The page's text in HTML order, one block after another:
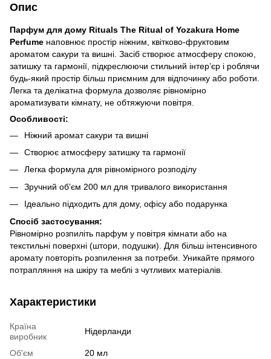
Опис
Парфум для дому Rituals The Ritual of Yozakura Home
Perfume наповнює простір ніжним, квітково-фруктовим
ароматом сакури та вишні. Засіб створює атмосферу спокою,
затишку та гармонії, підкреслюючи стильний інтер’єр і роблячи
будь-який простір більш приємним для відпочинку або роботи.
Легка та делікатна формула дозволяє рівномірно
ароматизувати кімнату, не обтяжуючи повітря.
Особливості:
Ніжний аромат сакури та вишні
Створює атмосферу затишку та гармонії
Легка формула для рівномірного розподілу
Зручний об’єм 200 мл для тривалого використання
Ідеально підходить для дому, офісу або подарунка
Спосіб застосування:
Рівномірно розпиліть парфум у повітря кімнати або на
текстильні поверхні (штори, подушки). Для більш інтенсивного
аромату повторіть розпилення за потреби. Уникайте прямого
потрапляння на шкіру та меблі з чутливих матеріалів.
Характеристики
Країна
виробник
Нідерланди
Об'єм 20 мл